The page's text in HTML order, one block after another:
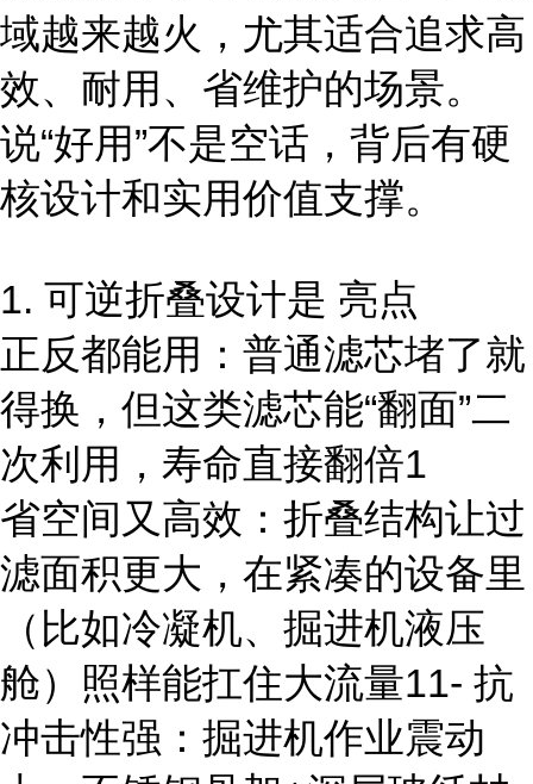
域越来越火，尤其适合追求高
效、耐用、省维护的场景。
说“好用”不是空话，背后有硬
核设计和实用价值支撑。
1. 可逆折叠设计是 亮点
正反都能用：普通滤芯堵了就
得换，但这类滤芯能“翻面”二
次利用，寿命直接翻倍1
省空间又高效：折叠结构让过
滤面积更大，在紧凑的设备里
（比如冷凝机、掘进机液压
舱）照样能扛住大流量11- 抗
冲击性强：掘进机作业震动